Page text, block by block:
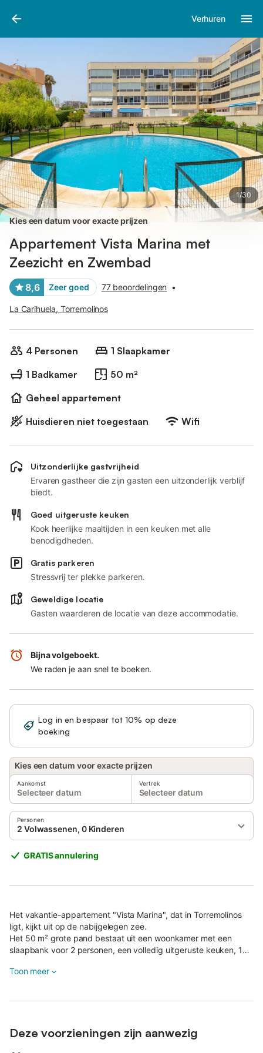
Verhuren
1/30
Afbeeldingen
Kies een datum voor exacte prijzen
Appartement Vista Marina met
Zeezicht en Zwembad
8,6 Zeer goed 77 beoordelingen •
La Carihuela, Torremolinos
4 Personen
1 Slaapkamer
1 Badkamer
50 m²
Geheel appartement
Huisdieren niet toegestaan
Wifi
Uitzonderlijke gastvrijheid
Ervaren gastheer die zijn gasten een uitzonderlijk verblijf
biedt.
Goed uitgeruste keuken
Kook heerlijke maaltijden in een keuken met alle
benodigdheden.
Gratis parkeren
Stressvrij ter plekke parkeren.
Geweldige locatie
Gasten waarderen de locatie van deze accommodatie.
Bijna volgeboekt.
We raden je aan snel te boeken.
Log in en bespaar tot 10% op deze
boeking
Kies een datum voor exacte prijzen
Aankomst
Selecteer datum
Vertrek
Selecteer datum
Personen
2 Volwassenen, 0 Kinderen
GRATIS annulering
Het vakantie-appartement "Vista Marina", dat in Torremolinos
ligt, kijkt uit op de nabijgelegen zee.
Het 50 m² grote pand bestaat uit een woonkamer met een
slaapbank voor 2 personen, een volledig uitgeruste keuken, 1
Extra voorzieningen zijn onder andere high-speed Wi-Fi,
De woning heeft toegang tot een gedeelde buitenruimte met
Toon meer
Deze voorzieningen zijn aanwezig